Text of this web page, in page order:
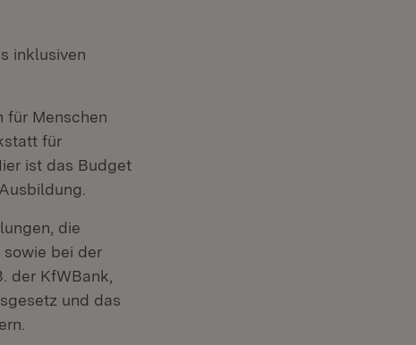
inklusiven
für Menschen
für
ist das Budget
die
bei der
der KfWBank,
und das